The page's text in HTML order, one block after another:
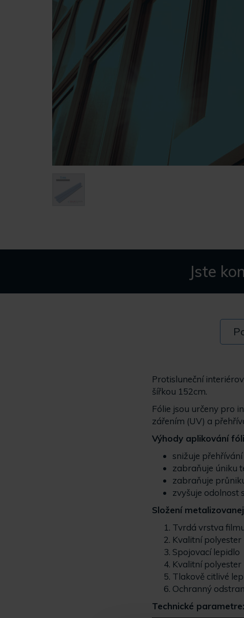
Jste
Protisluneční
šířkou 152cm.
Fólie jsou určeny pro
zářením (UV) a
Výhody aplikování
snižuje
zabraňuje úniku
zabraňuje
zvyšuje odolnost
Složení
Tvrdá vrstva
Kvalitní
Spojovací lepidlo
Kvalitní
Tlakově citlivé
Ochranný
Technické parametre: